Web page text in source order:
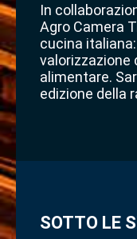
In
Agro Camera
cucina
valorizzazione
alimentare.
edizione della
SOTTO LE